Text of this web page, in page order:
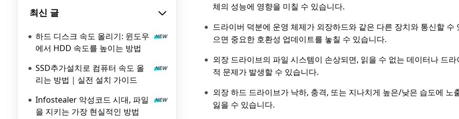
최신 글
하드 디스크 속도 올리기: 윈도우
에서 HDD 속도를 높이는 방법
SSD추가설치로 컴퓨터 속도 올
리는 방법｜실전 설치 가이드
Infostealer 악성코드 시대, 파일
을 지키는 가장 현실적인 방법
체의 성능에 영향을 미칠 수 있습니다.
드라이버 덕분에 운영 체제가 외장하드와 같은 다른 장치와 통신할
으면 중요한 호환성 업데이트를 놓칠 수 있습니다.
외장 드라이브의 파일 시스템이 손상되면, 읽을 수 없는 데이터나 드
적 문제가 발생할 수 있습니다.
외장 하드 드라이브가 낙하, 충격, 또는 지나치게 높은/낮은 습도에
잃을 수 있습니다.